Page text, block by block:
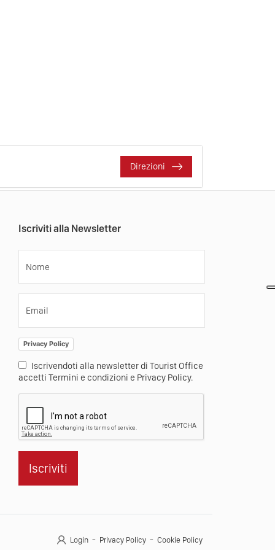
Direzioni
Iscriviti alla Newsletter
Nome
Email
Privacy Policy
Iscrivendoti alla newsletter di Tourist Office
accetti Termini e condizioni e Privacy Policy.
Iscriviti
Login Privacy Policy Cookie Policy